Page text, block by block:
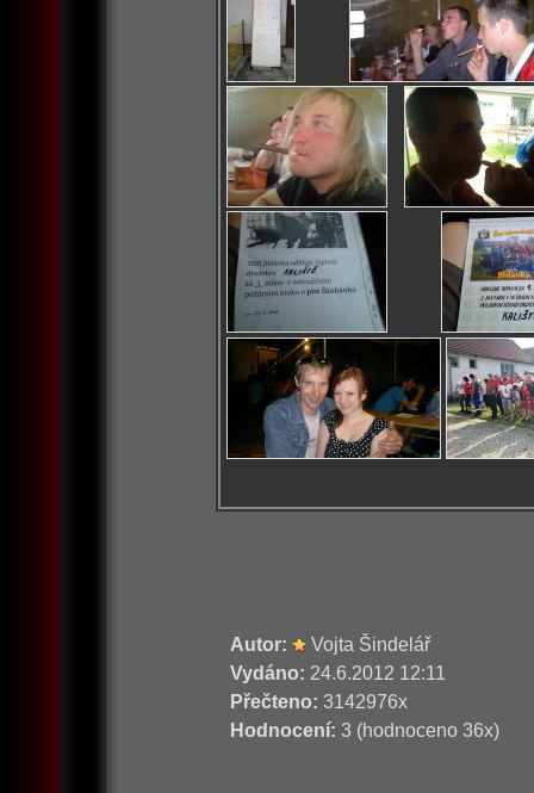
Autor:
Vojta Šindelář
Vydáno: 24.6.2012 12:11
Přečteno: 3142976x
Hodnocení: 3 (hodnoceno 36x)